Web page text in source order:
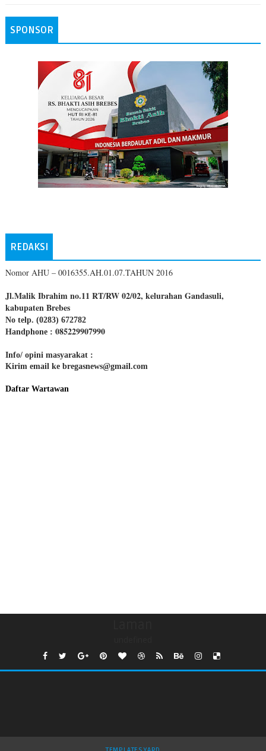
SPONSOR
REDAKSI
Nomor AHU – 0016355.AH.01.07.TAHUN 2016
Jl.Malik Ibrahim no.11 RT/RW 02/02, kelurahan Gandasuli,
kabupaten Brebes
No telp. (0283) 672782
Handphone : 085229907990
Info/ opini masyarakat :
Kirim email ke bregasnews@gmail.com
Daftar Wartawan